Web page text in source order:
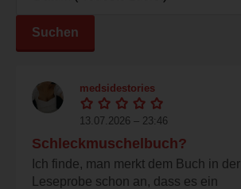
Suchen
medsidestories
13.07.2026 – 23:46
Schleckmuschelbuch?
Ich finde, man merkt dem Buch in der
Leseprobe schon an, dass es ein